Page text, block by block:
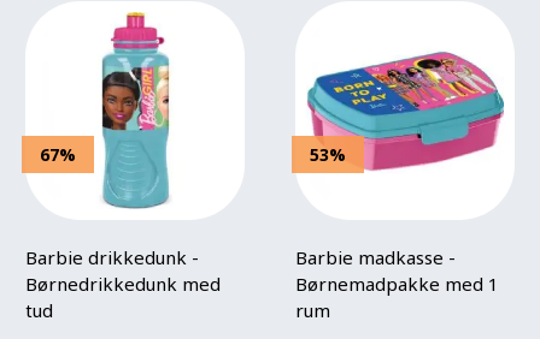
67%
Barbie drikkedunk -
Børnedrikkedunk med
tud
53%
Barbie madkasse -
Børnemadpakke med 1
rum